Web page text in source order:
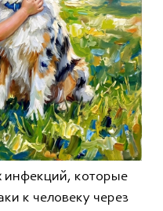
инфекций, которые
к человеку через